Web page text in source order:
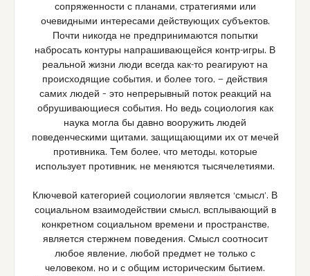
сопряженности с планами, стратегиями или
очевидными интересами действующих субъектов.
Почти никогда не предпринимаются попытки
набросать контуры напрашивающейся контр-игры. В
реальной жизни люди всегда как-то реагируют на
происходящие события, и более того, — действия
самих людей – это непрерывный поток реакций на
обрушивающиеся события. Но ведь социология как
наука могла бы давно вооружить людей
поведенческими щитами, защищающими их от мечей
противника. Тем более, что методы, которые
использует противник, не меняются тысячелетиями.
Ключевой категорией социологии является ‘смысл’. В
социальном взаимодействии смысл, всплывающий в
конкретном социальном времени и пространстве,
является стержнем поведения. Смысл соотносит
любое явление, любой предмет не только с
человеком, но и с общим историческим бытием.